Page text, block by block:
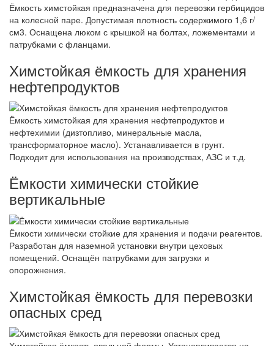
Ёмкость химстойкая предназначена для перевозки гербицидов
на колесной паре. Допустимая плотность содержимого 1,6 г/
см3. Оснащена люком с крышкой на болтах, ложементами и
патрубками с фланцами.
Химстойкая ёмкость для хранения
нефтепродуктов
Ёмкость химстойкая для хранения нефтепродуктов и
нефтехимии (дизтопливо, минеральные масла,
трансформаторное масло). Устанавливается в грунт.
Подходит для использования на производствах, АЗС и т.д.
Ёмкости химически стойкие
вертикальные
Ёмкости химически стойкие для хранения и подачи реагентов.
Разработан для наземной установки внутри цеховых
помещений. Оснащён патрубками для загрузки и
опорожнения.
Химстойкая ёмкость для перевозки
опасных сред